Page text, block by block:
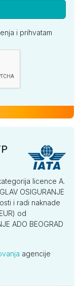
i prihvatam
licence A.
OSIGURANJE
i radi naknade
od
ADO BEOGRAD
agencije